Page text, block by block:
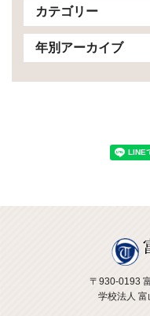
カテゴリー
年別アーカイブ
〒930-0193
学校法人